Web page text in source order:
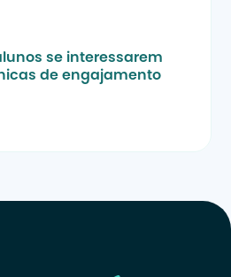
se interessarem
de engajamento